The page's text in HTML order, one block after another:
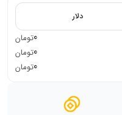
دلار
0تومان
0تومان
0تومان